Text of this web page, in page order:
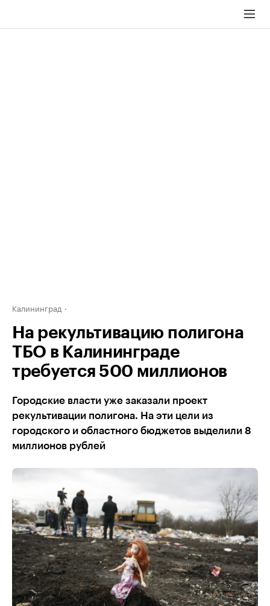
Калининград
На рекультивацию полигона
ТБО в Калининграде
требуется 500 миллионов
Городские власти уже заказали проект
рекультивации полигона. На эти цели из
городского и областного бюджетов выделили 8
миллионов рублей